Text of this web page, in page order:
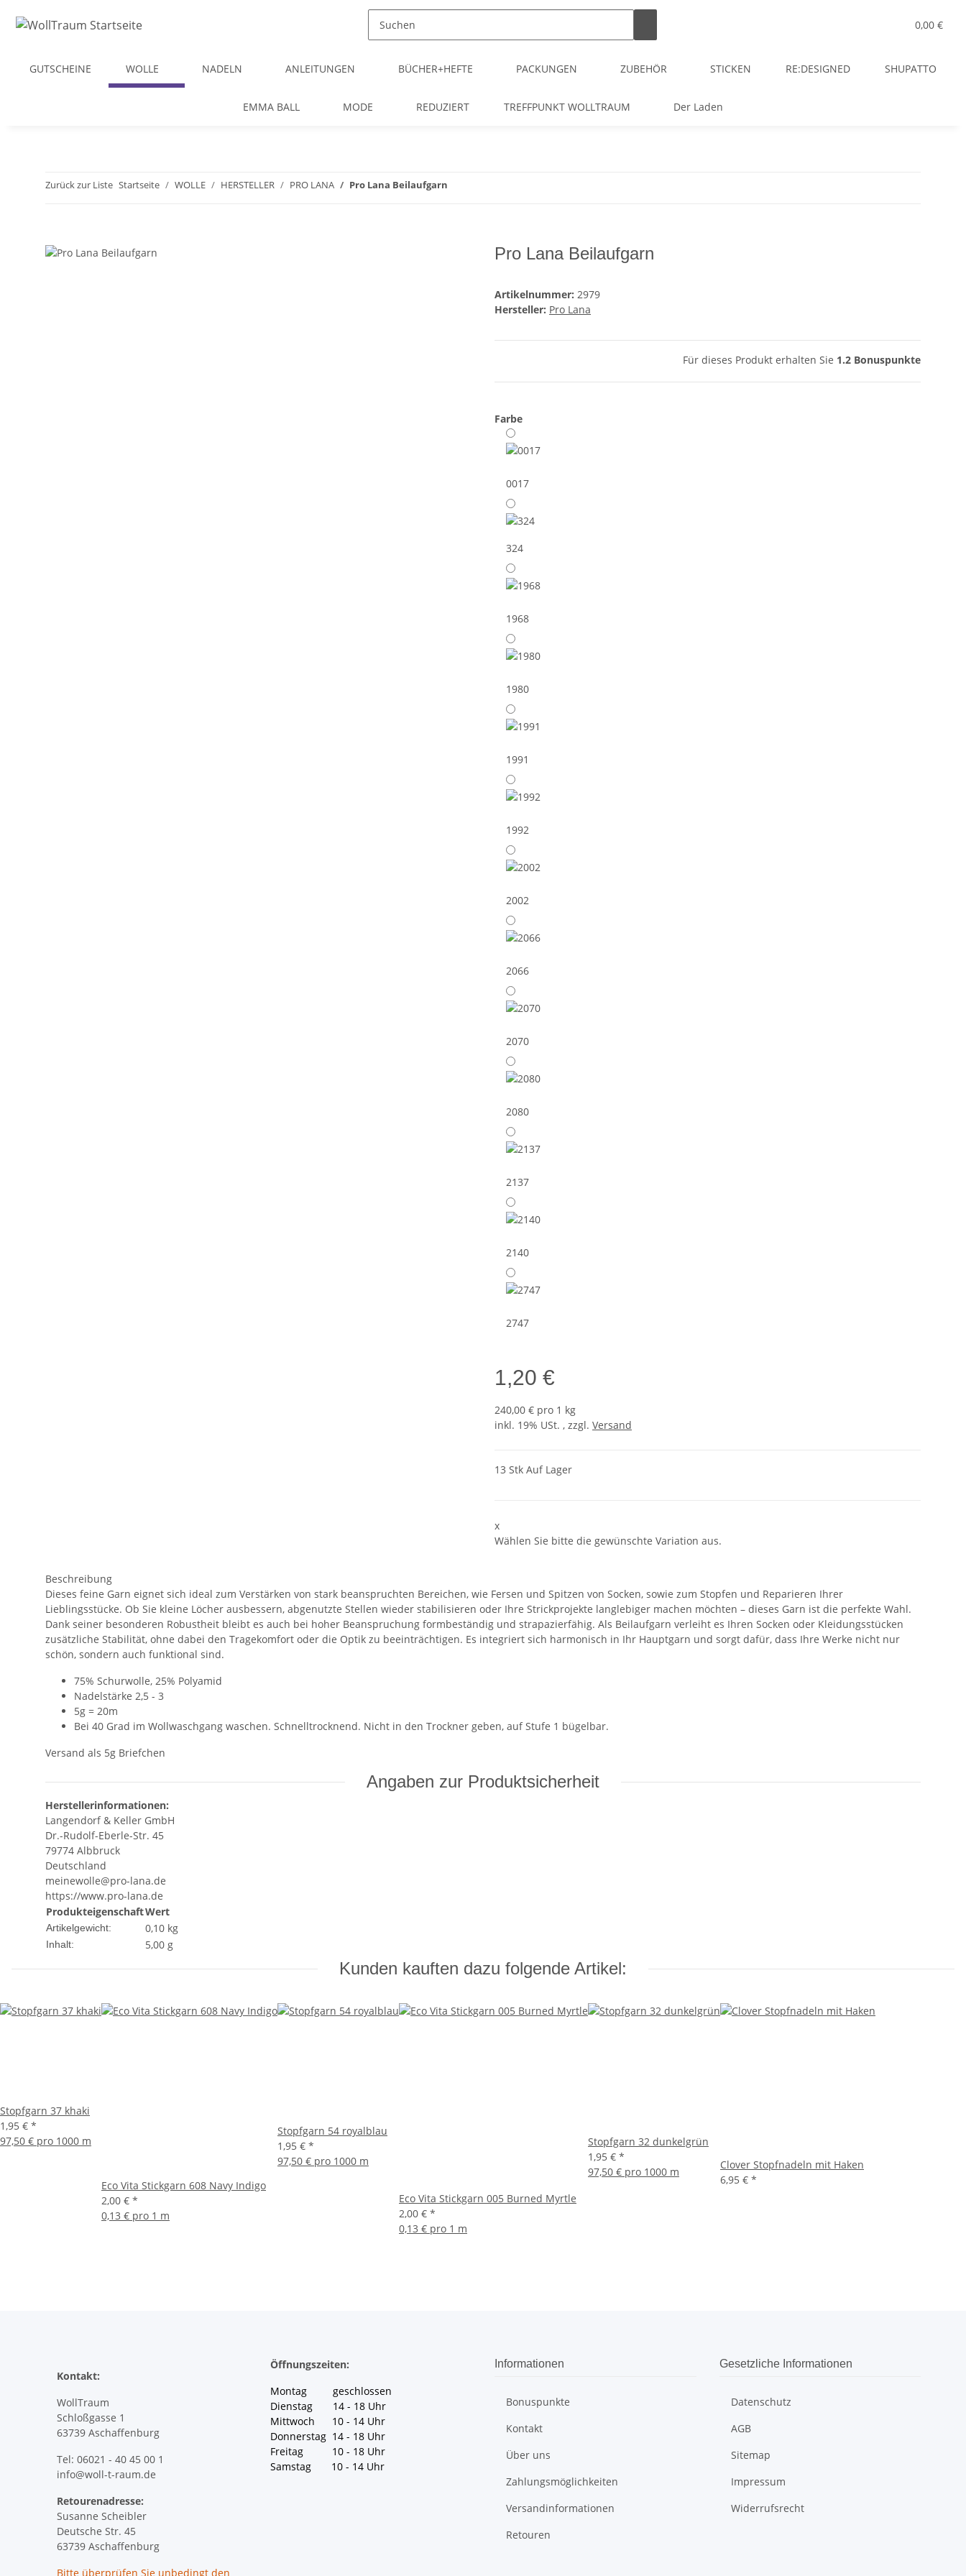
0,00 €
GUTSCHEINE WOLLE NADELN ANLEITUNGEN BÜCHER+HEFTE PACKUNGEN ZUBEHÖR STICKEN RE:DESIGNED SHUPATTO
EMMA BALL MODE REDUZIERT TREFFPUNKT WOLLTRAUM Der Laden
Zurück zur Liste Startseite WOLLE HERSTELLER PRO LANA Pro Lana Beilaufgarn
Pro Lana Beilaufgarn
Artikelnummer: 2979
Hersteller: Pro Lana
Für dieses Produkt erhalten Sie 1.2 Bonuspunkte
Farbe
0017
324
1968
1980
1991
1992
2002
2066
2070
2080
2137
2140
2747
1,20 €
240,00 € pro 1 kg
inkl. 19% USt. , zzgl. Versand
13 Stk Auf Lager
x
Wählen Sie bitte die gewünschte Variation aus.
Beschreibung
Dieses feine Garn eignet sich ideal zum Verstärken von stark beanspruchten Bereichen, wie Fersen und Spitzen von Socken, sowie zum Stopfen und Reparieren Ihrer
Lieblingsstücke. Ob Sie kleine Löcher ausbessern, abgenutzte Stellen wieder stabilisieren oder Ihre Strickprojekte langlebiger machen möchten – dieses Garn ist die perfekte Wahl.
Dank seiner besonderen Robustheit bleibt es auch bei hoher Beanspruchung formbeständig und strapazierfähig. Als Beilaufgarn verleiht es Ihren Socken oder Kleidungsstücken
zusätzliche Stabilität, ohne dabei den Tragekomfort oder die Optik zu beeinträchtigen. Es integriert sich harmonisch in Ihr Hauptgarn und sorgt dafür, dass Ihre Werke nicht nur
schön, sondern auch funktional sind.
75% Schurwolle, 25% Polyamid
Nadelstärke 2,5 - 3
5g = 20m
Bei 40 Grad im Wollwaschgang waschen. Schnelltrocknend. Nicht in den Trockner geben, auf Stufe 1 bügelbar.
Versand als 5g Briefchen
Angaben zur Produktsicherheit
Herstellerinformationen:
Langendorf & Keller GmbH
Dr.-Rudolf-Eberle-Str. 45
79774 Albbruck
Deutschland
meinewolle@pro-lana.de
https://www.pro-lana.de
ProdukteigenschaftWert
Artikelgewicht: 0,10 kg
Inhalt: 5,00 g
Kunden kauften dazu folgende Artikel:
Stopfgarn 37 khaki
1,95 € *
97,50 € pro 1000 m
Eco Vita Stickgarn 608 Navy Indigo
2,00 € *
0,13 € pro 1 m
Stopfgarn 54 royalblau
1,95 € *
97,50 € pro 1000 m
Eco Vita Stickgarn 005 Burned Myrtle
2,00 € *
0,13 € pro 1 m
Stopfgarn 32 dunkelgrün
1,95 € *
97,50 € pro 1000 m
Clover Stopfnadeln mit Haken
6,95 € *
Kontakt:
WollTraum
Schloßgasse 1
63739 Aschaffenburg
Tel: 06021 - 40 45 00 1
info@woll-t-raum.de
Retourenadresse:
Susanne Scheibler
Deutsche Str. 45
63739 Aschaffenburg
Bitte überprüfen Sie unbedingt den
Öffnungszeiten:
Montag geschlossen
Dienstag 14 - 18 Uhr
Mittwoch 10 - 14 Uhr
Donnerstag 14 - 18 Uhr
Freitag 10 - 18 Uhr
Samstag 10 - 14 Uhr
Informationen
Bonuspunkte
Kontakt
Über uns
Zahlungsmöglichkeiten
Versandinformationen
Retouren
Gesetzliche Informationen
Datenschutz
AGB
Sitemap
Impressum
Widerrufsrecht